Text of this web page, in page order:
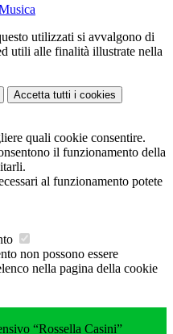
utilizzati si avvalgono di
utili alle finalità illustrate nella
Accetta tutti i cookies
quali cookie consentire.
il funzionamento della
al funzionamento potete
non possono essere
nella pagina della cookie
“Rossella Casini”